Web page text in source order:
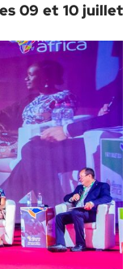
09 et 10 juillet